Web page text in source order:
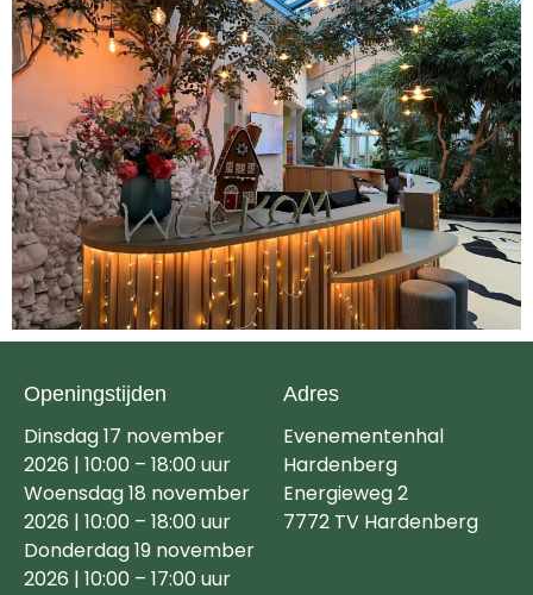
Openingstijden
Dinsdag 17 november
2026 | 10:00 – 18:00 uur
Woensdag 18 november
2026 | 10:00 – 18:00 uur
Donderdag 19 november
2026 | 10:00 – 17:00 uur
Adres
Evenementenhal
Hardenberg
Energieweg 2
7772 TV Hardenberg